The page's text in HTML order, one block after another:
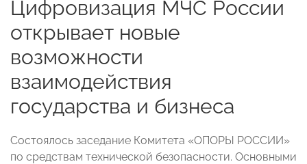
Цифровизация МЧС России
открывает новые
возможности
взаимодействия
государства и бизнеса
Состоялось заседание Комитета «ОПОРЫ РОССИИ»
по средствам технической безопасности. Основными